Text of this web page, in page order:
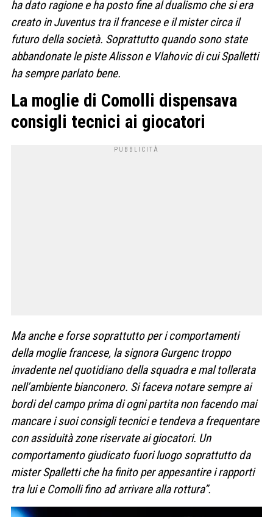
ha dato ragione e ha posto fine al dualismo che si era
creato in Juventus tra il francese e il mister circa il
futuro della società. Soprattutto quando sono state
abbandonate le piste Alisson e Vlahovic di cui Spalletti
ha sempre parlato bene.
La moglie di Comolli dispensava
consigli tecnici ai giocatori
Ma anche e forse soprattutto per i comportamenti
della moglie francese, la signora Gurgenc troppo
invadente nel quotidiano della squadra e mal tollerata
nell’ambiente bianconero. Si faceva notare sempre ai
bordi del campo prima di ogni partita non facendo mai
mancare i suoi consigli tecnici e tendeva a frequentare
con assiduità zone riservate ai giocatori. Un
comportamento giudicato fuori luogo soprattutto da
mister Spalletti che ha finito per appesantire i rapporti
tra lui e Comolli fino ad arrivare alla rottura”.